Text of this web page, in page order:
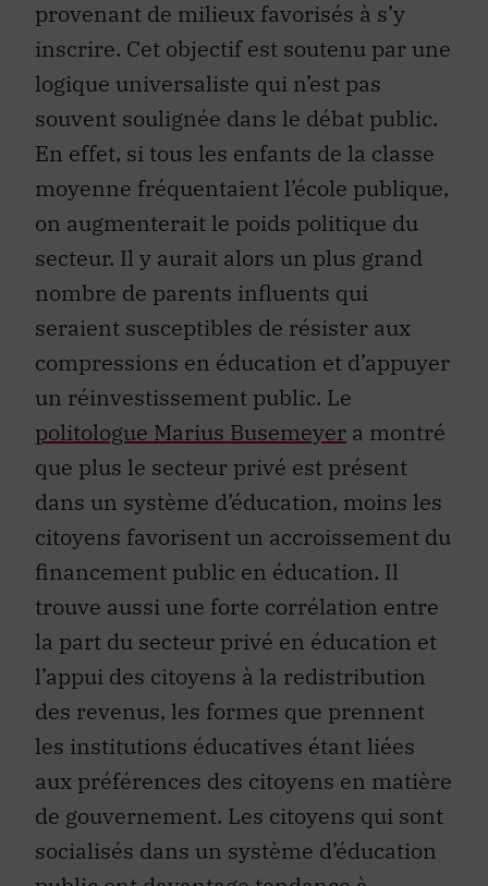
provenant de milieux favorisés à s’y
inscrire. Cet objectif est soutenu par une
logique universaliste qui n’est pas
souvent soulignée dans le débat public.
En effet, si tous les enfants de la classe
moyenne fréquentaient l’école publique,
on augmenterait le poids politique du
secteur. Il y aurait alors un plus grand
nombre de parents influents qui
seraient susceptibles de résister aux
compressions en éducation et d’appuyer
un réinvestissement public. Le
politologue Marius Busemeyer a montré
que plus le secteur privé est présent
dans un système d’éducation, moins les
citoyens favorisent un accroissement du
financement public en éducation. Il
trouve aussi une forte corrélation entre
la part du secteur privé en éducation et
l’appui des citoyens à la redistribution
des revenus, les formes que prennent
les institutions éducatives étant liées
aux préférences des citoyens en matière
de gouvernement. Les citoyens qui sont
socialisés dans un système d’éducation